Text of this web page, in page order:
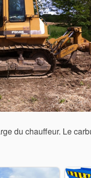
du chauffeur. Le